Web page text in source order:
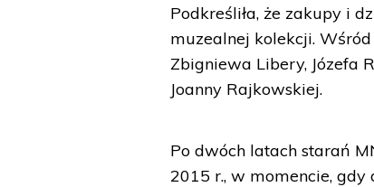
Podkreśliła, że zakupy i
muzealnej kolekcji.
Zbigniewa Libery, Józefa
Joanny Rajkowskiej.
Po dwóch latach starań
2015 r., w momencie, gdy